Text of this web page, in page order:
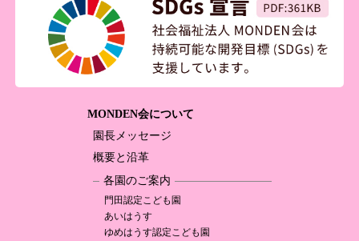
MONDEN会について
園長メッセージ
概要と沿革
各園のご案内
門田認定こども園
あいはうす
ゆめはうす認定こども園